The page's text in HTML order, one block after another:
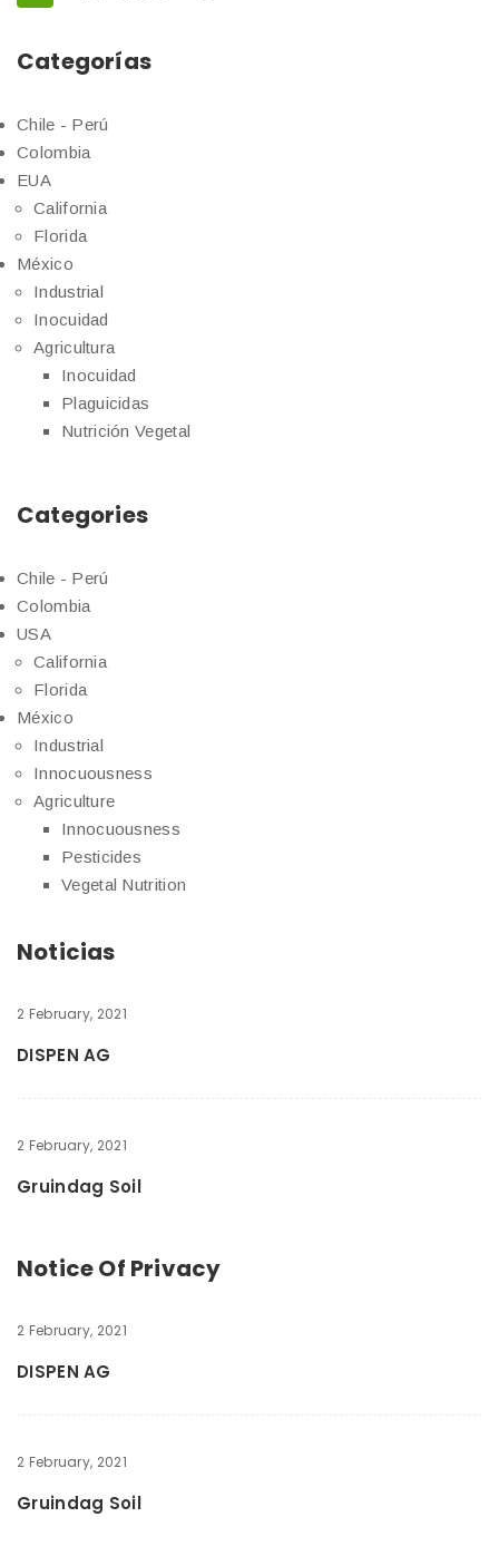
Categorías
Chile - Perú
Colombia
EUA
California
Florida
México
Industrial
Inocuidad
Agricultura
Inocuidad
Plaguicidas
Nutrición Vegetal
Categories
Chile - Perú
Colombia
USA
California
Florida
México
Industrial
Innocuousness
Agriculture
Innocuousness
Pesticides
Vegetal Nutrition
Noticias
2 February, 2021
DISPEN AG
2 February, 2021
Gruindag Soil
Notice Of Privacy
2 February, 2021
DISPEN AG
2 February, 2021
Gruindag Soil